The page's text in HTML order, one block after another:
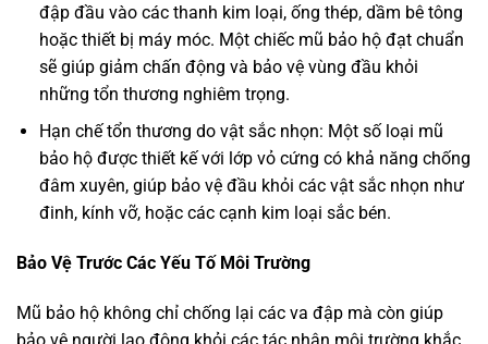
đập đầu vào các thanh kim loại, ống thép, dầm bê tông
hoặc thiết bị máy móc. Một chiếc mũ bảo hộ đạt chuẩn
sẽ giúp giảm chấn động và bảo vệ vùng đầu khỏi
những tổn thương nghiêm trọng.
Hạn chế tổn thương do vật sắc nhọn: Một số loại mũ
bảo hộ được thiết kế với lớp vỏ cứng có khả năng chống
đâm xuyên, giúp bảo vệ đầu khỏi các vật sắc nhọn như
đinh, kính vỡ, hoặc các cạnh kim loại sắc bén.
Bảo Vệ Trước Các Yếu Tố Môi Trường
Mũ bảo hộ không chỉ chống lại các va đập mà còn giúp